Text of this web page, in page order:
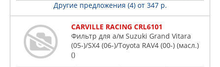
Другие предложения (4) от 347 р.
CARVILLE RACING CRL6101
Фильтр для а/м Suzuki Grand Vitara
(05-)/SX4 (06-)/Toyota RAV4 (00-) (масл.)
()